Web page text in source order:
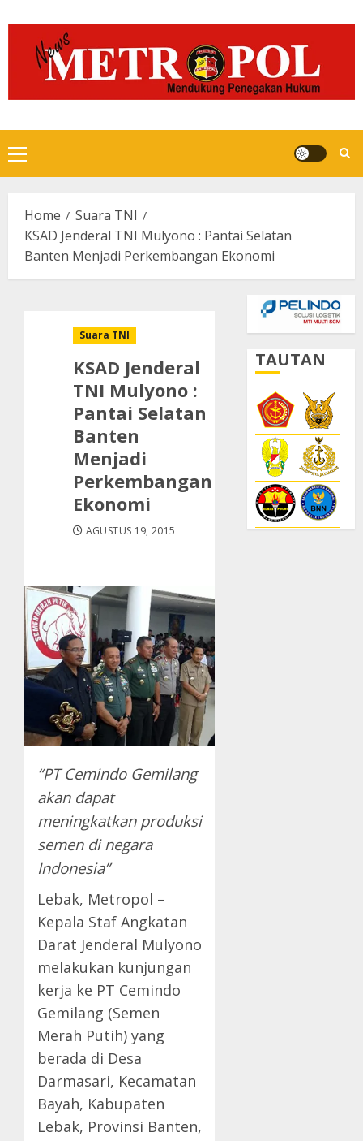
to
content
Primary
Menu
Home
Suara TNI
KSAD Jenderal TNI Mulyono : Pantai Selatan
Banten Menjadi Perkembangan Ekonomi
Suara TNI
KSAD Jenderal
TNI Mulyono :
Pantai Selatan
Banten
Menjadi
Perkembangan
Ekonomi
AGUSTUS 19, 2015
“PT Cemindo Gemilang
akan dapat
meningkatkan produksi
semen di negara
Indonesia”
Lebak, Metropol –
Kepala Staf Angkatan
Darat Jenderal Mulyono
melakukan kunjungan
kerja ke PT Cemindo
Gemilang (Semen
Merah Putih) yang
berada di Desa
Darmasari, Kecamatan
Bayah, Kabupaten
Lebak, Provinsi Banten,
TAUTAN